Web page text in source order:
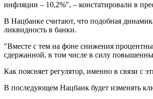
инфляции – 10,2%", – констатировали в
В Нацбанке считают, что подобная
ликвидность в банки.
"Вместе с тем на фоне снижения
сдержанной, в том числе в силу
Как поясняет регулятор, именно в связи с
В последующем Нацбанк будет изменять